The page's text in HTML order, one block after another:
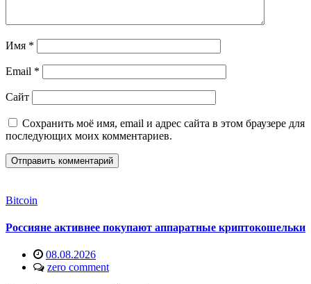
Имя *
Email *
Сайт
Сохранить моё имя, email и адрес сайта в этом браузере для
последующих моих комментариев.
Bitcoin
Россияне активнее покупают аппаратные криптокошельки
08.08.2026
zero comment